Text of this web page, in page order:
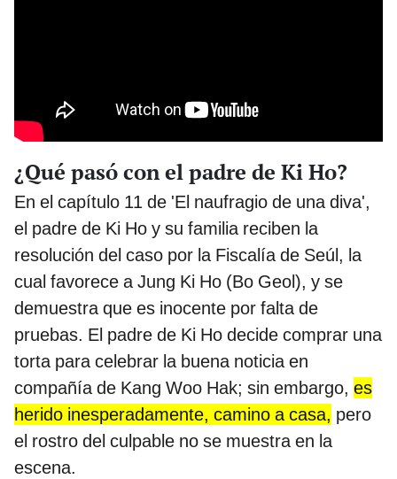
¿Qué pasó con el padre de Ki Ho?
En el capítulo 11 de 'El naufragio de una diva',
el padre de Ki Ho y su familia reciben la
resolución del caso por la Fiscalía de Seúl, la
cual favorece a Jung Ki Ho (Bo Geol), y se
demuestra que es inocente por falta de
pruebas. El padre de Ki Ho decide comprar una
torta para celebrar la buena noticia en
compañía de Kang Woo Hak; sin embargo, es
herido inesperadamente, camino a casa, pero
el rostro del culpable no se muestra en la
escena.